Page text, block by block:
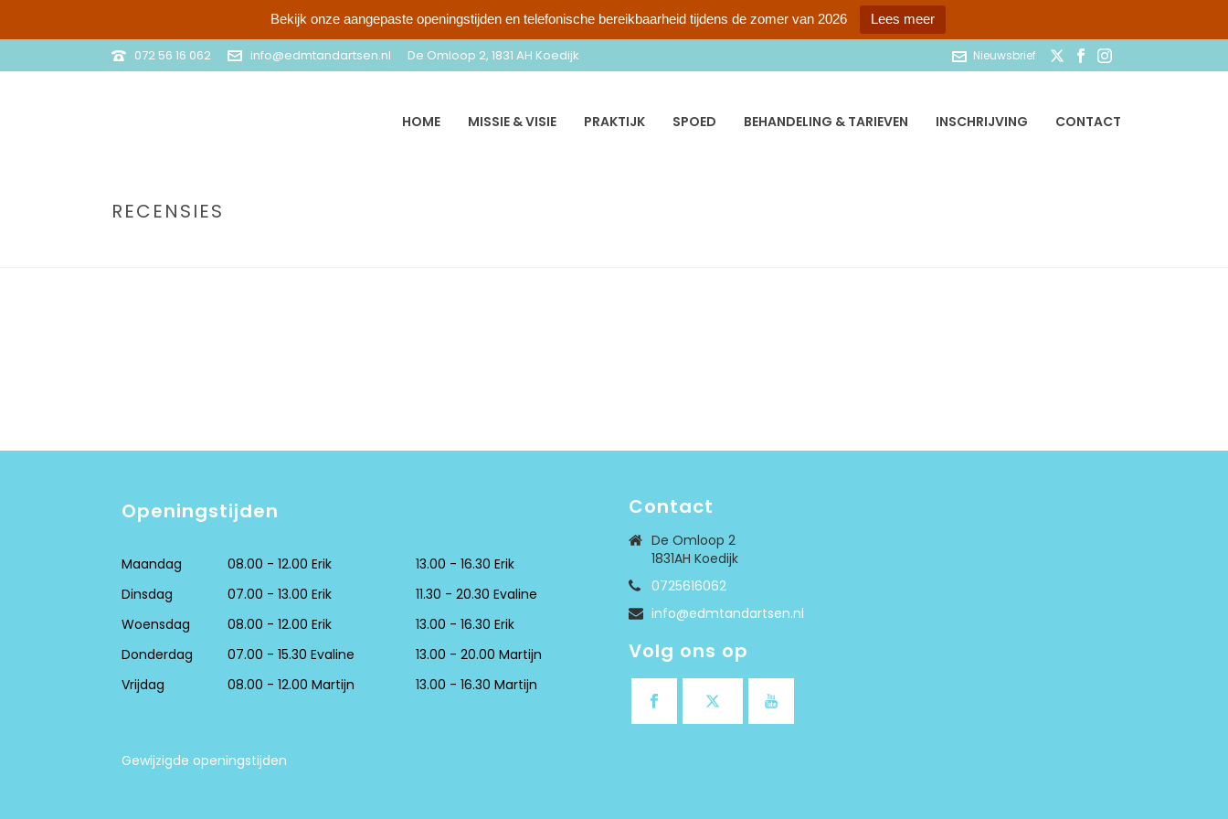
Bekijk onze aangepaste openingstijden en telefonische bereikbaarheid tijdens de zomer van 2026 Lees meer
072 56 16 062 info@edmtandartsen.nl De Omloop 2, 1831 AH Koedijk Nieuwsbrief
HOME MISSIE & VISIE PRAKTIJK SPOED BEHANDELING & TARIEVEN INSCHRIJVING CONTACT
RECENSIES
Openingstijden
Maandag 08.00 - 12.00 Erik
13.00 - 16.30 Erik
Dinsdag
07.00 - 13.00 Erik
11.30 - 20.30 Evaline
Woensdag
08.00 - 12.00 Erik
13.00 - 16.30 Erik
Donderdag
07.00 - 15.30 Evaline
13.00 - 20.00 Martijn
Vrijdag
08.00 - 12.00 Martijn 13.00 - 16.30 Martijn
Gewijzigde openingstijden
Contact
De Omloop 2
1831AH Koedijk
0725616062
info@edmtandartsen.nl
Volg ons op